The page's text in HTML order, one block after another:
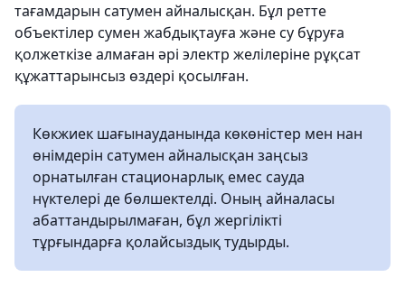
тағамдарын сатумен айналысқан. Бұл ретте
объектілер сумен жабдықтауға және су бұруға
қолжеткізе алмаған әрі электр желілеріне рұқсат
құжаттарынсыз өздері қосылған.
Көкжиек шағынауданында көкөністер мен нан
өнімдерін сатумен айналысқан заңсыз
орнатылған стационарлық емес сауда
нүктелері де бөлшектелді. Оның айналасы
абаттандырылмаған, бұл жергілікті
тұрғындарға қолайсыздық тудырды.